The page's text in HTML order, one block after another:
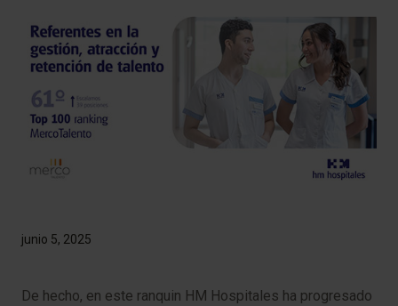
junio 5, 2025
De hecho, en este ranquin HM Hospitales ha progresado